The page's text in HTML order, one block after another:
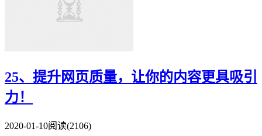
25、提升网页质量，让你的内容更具吸引
力！
2020-01-10阅读(2106)